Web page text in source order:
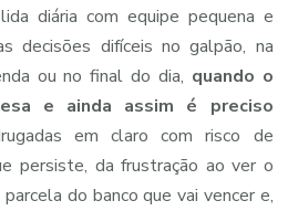
diária com equipe pequena e
decisões difíceis no galpão, na
ou no final do dia, quando o
e ainda assim é preciso
em claro com risco de
persiste, da frustração ao ver o
do banco que vai vencer e,